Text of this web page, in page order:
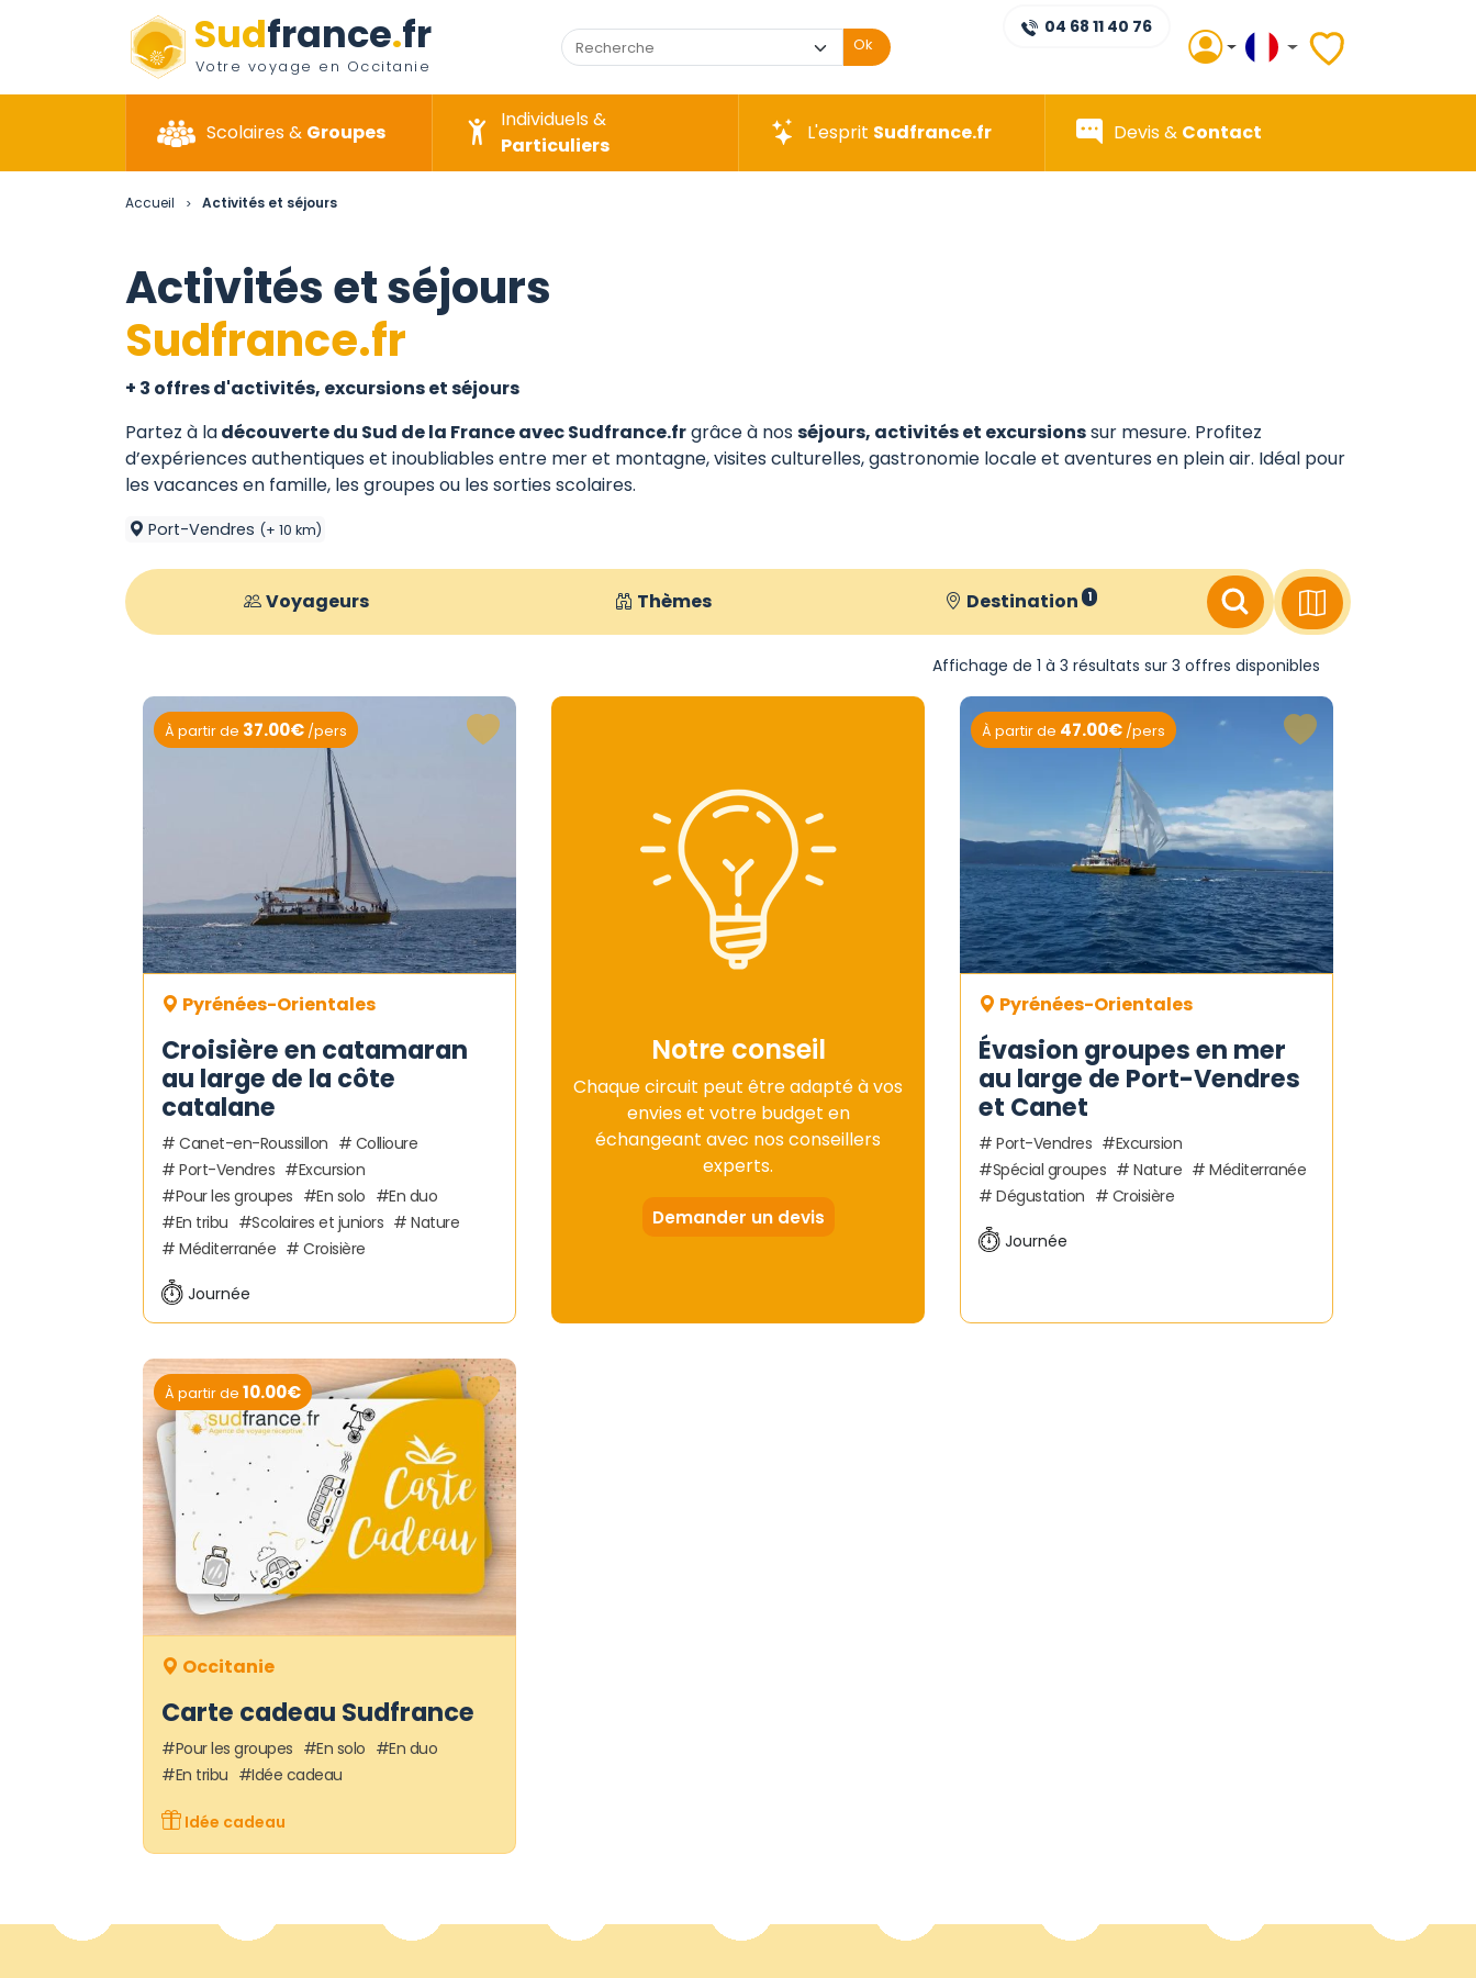
Sudfrance.fr
Votre voyage en Occitanie
Ok
04 68 11 40 76
Scolaires & Groupes
Individuels &
Particuliers
L'esprit Sudfrance.fr Devis & Contact
Accueil > Activités et séjours
Activités et séjours
Sudfrance.fr
+ 3 offres d'activités, excursions et séjours
Partez à ladécouverte du Sud de la France avec Sudfrance.frgrâce à nos séjours, activités et excursionssur mesure. Profitez
d’expériences authentiques et inoubliables entre mer et montagne, visites culturelles, gastronomie locale et aventures en plein air. Idéal pour
les vacances en famille, les groupes ou les sorties scolaires.
Port-Vendres (+ 10 km)
Voyageurs Thèmes Destination 1
Affichage de 1 à 3 résultats sur 3 offres disponibles
Croisière en catamaran
au large de la côte
catalane
Pyrénées-Orientales
À partir de 37.00€ /pers
Canet-en-Roussillon
Collioure
Port-Vendres
Excursion
Pour les groupes
En solo
En duo
En tribu
Scolaires et juniors
Nature
Méditerranée
Croisière
Journée
Notre conseil
Chaque circuit peut être adapté à vos
envies et votre budget en
échangeant avec nos conseillers
experts.
Demander un devis
Évasion groupes en mer
au large de Port-Vendres
et Canet
Pyrénées-Orientales
À partir de 47.00€ /pers
Port-Vendres
Excursion
Spécial groupes
Nature
Méditerranée
Dégustation
Croisière
Journée
Carte cadeau Sudfrance
Occitanie
À partir de 10.00€
Pour les groupes En solo
En duo
En tribu
Idée cadeau
Idée cadeau